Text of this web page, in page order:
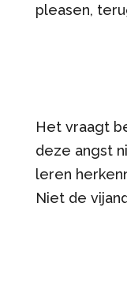
pleasen,
Het vraagt
deze angst
leren
Niet de